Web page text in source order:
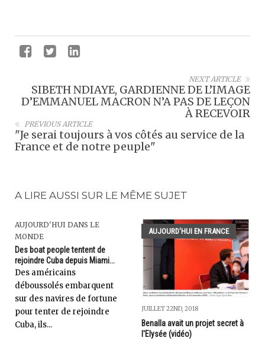
NEXT ARTICLE
SIBETH NDIAYE, GARDIENNE DE L’IMAGE
D’EMMANUEL MACRON N’A PAS DE LEÇON
À RECEVOIR
PREVIOUS ARTICLE
"Je serai toujours à vos côtés au service de la
France et de notre peuple"
A LIRE AUSSI SUR LE MÊME SUJET
AUJOURD'HUI DANS LE
MONDE
Des boat people tentent de
rejoindre Cuba depuis Miami...
Des américains
déboussolés embarquent
sur des navires de fortune
pour tenter de rejoindre
Cuba, ils...
AUJOURD'HUI EN FRANCE
JUILLET 22ND, 2018
Benalla avait un projet secret à
l'Elysée (vidéo)